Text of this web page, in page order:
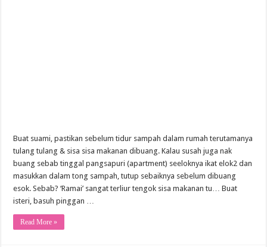
Buat suami, pastikan sebelum tidur sampah dalam rumah terutamanya
tulang tulang & sisa sisa makanan dibuang. Kalau susah juga nak
buang sebab tinggal pangsapuri (apartment) seeloknya ikat elok2 dan
masukkan dalam tong sampah, tutup sebaiknya sebelum dibuang
esok. Sebab? ‘Ramai’ sangat terliur tengok sisa makanan tu… Buat
isteri, basuh pinggan …
Read More »